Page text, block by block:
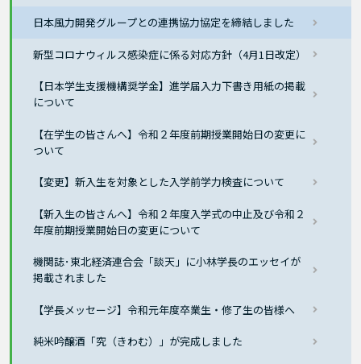
日本風力開発グループとの連携協力協定を締結しました
新型コロナウィルス感染症に係る対応方針（4月1日改定）
【日本学生支援機構奨学金】進学届入力下書き用紙の掲載
について
【在学生の皆さんへ】令和２年度前期授業開始日の変更に
ついて
【変更】新入生を対象とした入学前学力検査について
【新入生の皆さんへ】令和２年度入学式の中止及び令和２
年度前期授業開始日の変更について
機関誌･東北経済連合会「談天」に小林学長のエッセイが
掲載されました
【学長メッセージ】令和元年度卒業生・修了生の皆様へ
純米吟醸酒「究（きわむ）」が完成しました